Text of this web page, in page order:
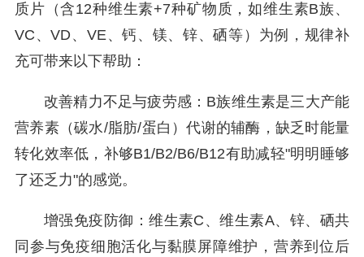
质片（含12种维生素+7种矿物质，如维生素B族、
VC、VD、VE、钙、镁、锌、硒等）为例，规律补
充可带来以下帮助：
改善精力不足与疲劳感：B族维生素是三大产能
营养素（碳水/脂肪/蛋白）代谢的辅酶，缺乏时能量
转化效率低，补够B1/B2/B6/B12有助减轻"明明睡够
了还乏力"的感觉。
增强免疫防御：维生素C、维生素A、锌、硒共
同参与免疫细胞活化与黏膜屏障维护，营养到位后